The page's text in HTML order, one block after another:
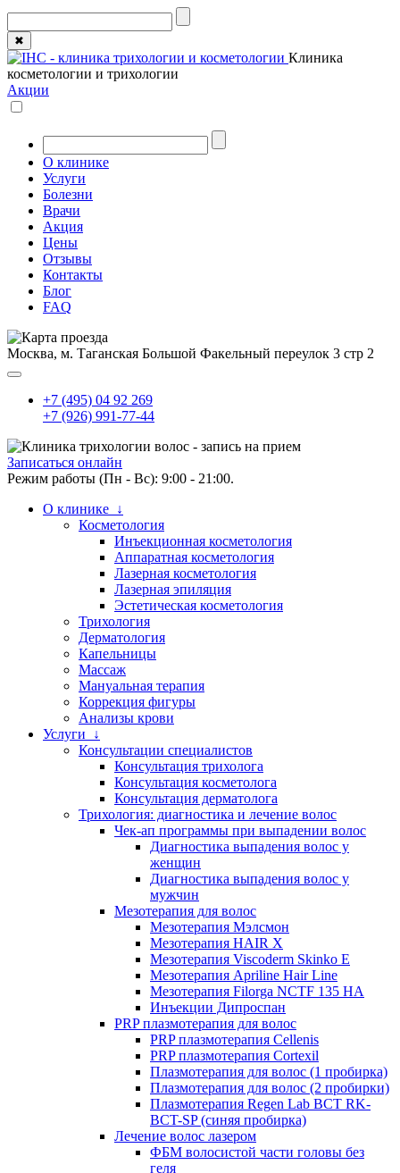
✖
Клиника
косметологии и трихологии
Акции
О клинике
Услуги
Болезни
Врачи
Акция
Цены
Отзывы
Контакты
Блог
FAQ
Москва, м. Таганская Большой Факельный переулок 3 стр 2
+7 (495) 04 92 269
+7 (926) 991-77-44
Записаться онлайн
Режим работы (Пн - Вс): 9:00 - 21:00.
О клинике ↓
Косметология
Инъекционная косметология
Аппаратная косметология
Лазерная косметология
Лазерная эпиляция
Эстетическая косметология
Трихология
Дерматология
Капельницы
Массаж
Мануальная терапия
Коррекция фигуры
Анализы крови
Услуги ↓
Консультации специалистов
Консультация трихолога
Консультация косметолога
Консультация дерматолога
Трихология: диагностика и лечение волос
Чек-ап программы при выпадении волос
Диагностика выпадения волос у
женщин
Диагностика выпадения волос у
мужчин
Мезотерапия для волос
Мезотерапия Мэлсмон
Мезотерапия HAIR X
Мезотерапия Viscoderm Skinko E
Мезотерапия Apriline Hair Line
Мезотерапия Filorga NCTF 135 HA
Инъекции Дипроспан
PRP плазмотерапия для волос
PRP плазмотерапия Cellenis
PRP плазмотерапия Cortexil
Плазмотерапия для волос (1 пробирка)
Плазмотерапия для волос (2 пробирки)
Плазмотерапия Regen Lab BCT RK-
BCT-SP (синяя пробирка)
Лечение волос лазером
ФБМ волосистой части головы без
геля